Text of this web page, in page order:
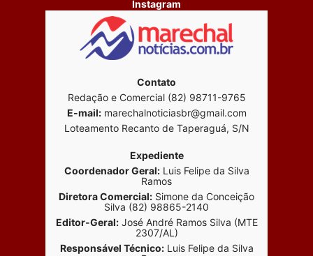
Instagram
Contato
Redação e Comercial (82) 98711-9765
E-mail:marechalnoticiasbr@gmail.com
Loteamento Recanto de Taperaguá, S/N
Expediente
Coordenador Geral:Luis Felipe da Silva
Ramos
Diretora Comercial: Simone da Conceição
Silva (82) 98865-2140
Editor-Geral:José André Ramos Silva (MTE
2307/AL)
Responsável Técnico:Luis Felipe da Silva